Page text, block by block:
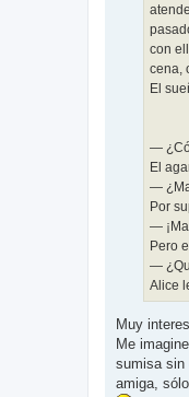
con
cena,
El
—
El
—
Por
—
Pero
—
Alice
Muy
Me
sumisa sin
amiga,